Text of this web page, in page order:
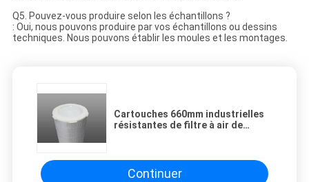
Q5. Pouvez-vous produire selon les échantillons ?
: Oui, nous pouvons produire par vos échantillons ou dessins
techniques. Nous pouvons établir les moules et les montages.
Cartouches 660mm industrielles
résistantes de filtre à air de
Continuer